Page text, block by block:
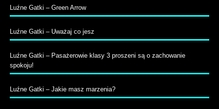
Luźne Gatki – Green Arrow
Luźne Gatki – Uważaj co jesz
Luźne Gatki – Pasażerowie klasy 3 proszeni są o zachowanie
spokoju!
Luźne Gatki – Jakie masz marzenia?